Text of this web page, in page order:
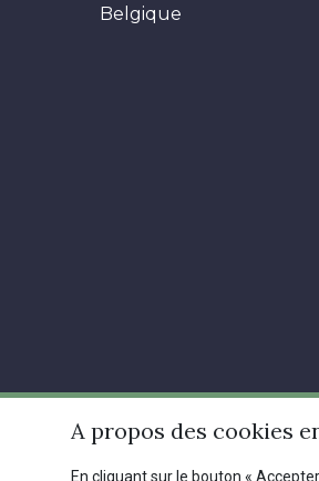
Belgique
A propos des cookies
En cliquant sur le bouton «